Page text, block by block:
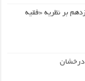
بر نظریه «فقیه
درخشان